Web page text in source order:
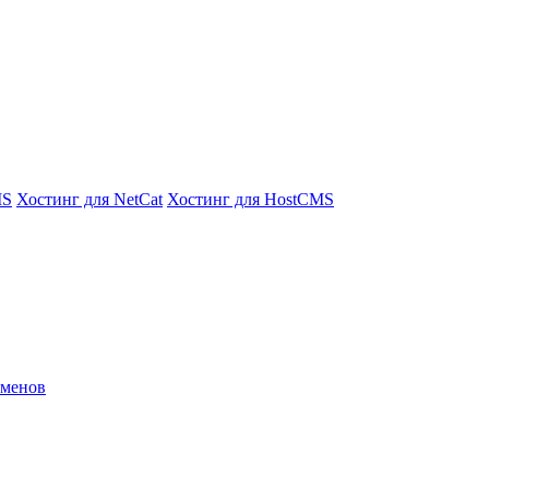
Хостинг для NetCat Хостинг для HostCMS